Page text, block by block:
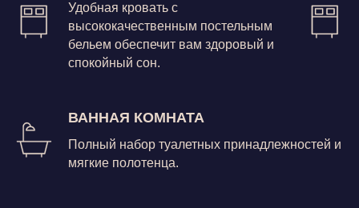
Удобная кровать с
высококачественным постельным
бельем обеспечит вам здоровый и
спокойный сон.
ВАННАЯ КОМНАТА
Полный набор туалетных принадлежностей и
мягкие полотенца.